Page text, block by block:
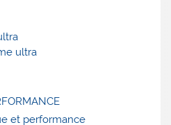
ultra
et performance